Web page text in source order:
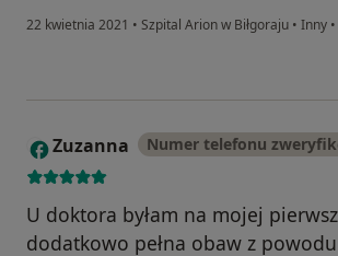
22 kwietnia 2021 • Szpital Arion w Biłgoraju • Inny •
Z Zuzanna Numer telefonu
U doktora byłam na mojej
dodatkowo pełna obaw z